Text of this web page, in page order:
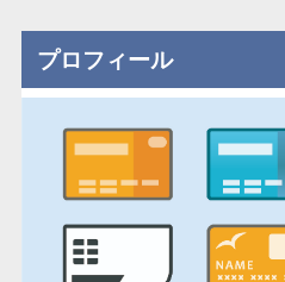
プロフィール